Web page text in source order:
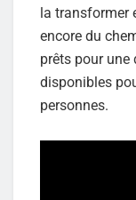
la transformer
encore du
prêts pour
disponibles
personnes.